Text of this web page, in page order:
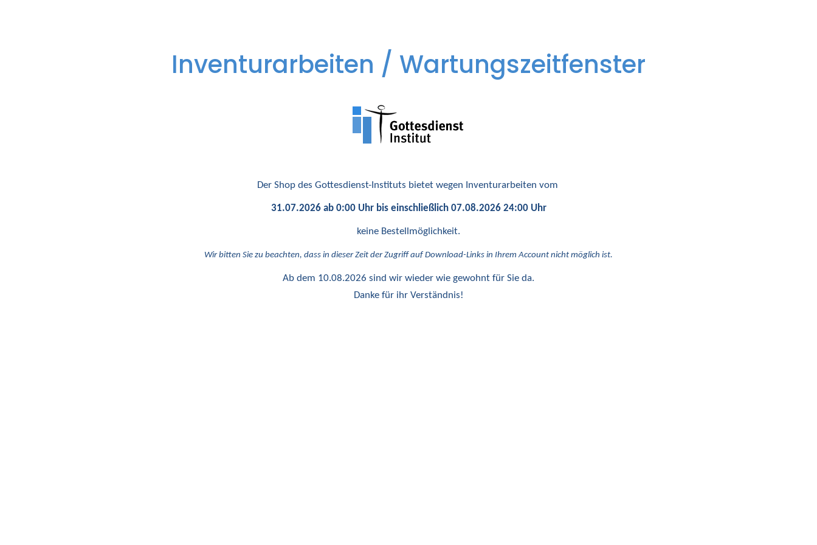
Inventurarbeiten / Wartungszeitfenster
Der Shop des Gottesdienst-Instituts bietet wegen Inventurarbeiten vom
31.07.2026 ab 0:00 Uhr bis einschließlich 07.08.2026 24:00 Uhr
keine Bestellmöglichkeit.
Wir bitten Sie zu beachten, dass in dieser Zeit der Zugriff auf Download-Links in Ihrem Account nicht möglich ist.
Ab dem 10.08.2026 sind wir wieder wie gewohnt für Sie da.
Danke für ihr Verständnis!